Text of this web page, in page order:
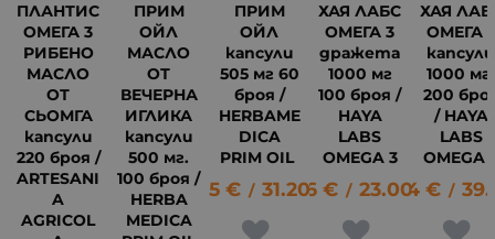
ПЛАНТИС
ОМЕГА 3
РИБЕНО
МАСЛО
ОТ
СЬОМГА
капсули
220 броя /
ARTESANI
A
AGRICOL
ПРИМ
ОЙЛ
МАСЛО
ОТ
ВЕЧЕРНА
ИГЛИКА
капсули
500 мг.
100 броя /
HERBA
MEDICA
ПРИМ
ОЙЛ
капсули
505 мг 60
броя /
HERBAME
DICA
PRIM OIL
15.95 € / 31.20 лв.
ХАЯ ЛАБС
ОМЕГА 3
дражета
1000 мг
100 броя /
HAYA
LABS
OMEGA 3
11.76 € / 23.00 лв.
ХАЯ
ОМЕГА 3
капсули
1000 мг.
200
/ HAYA
LABS
OMEGA
19.94 € /